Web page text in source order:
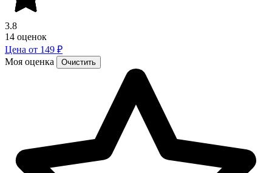
3.8
14 оценок
Цена от 149 ₽
Моя оценка
Очистить